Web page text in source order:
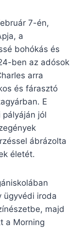
7-én,
a
bohókás és
ben az adósok
arra
és fárasztó
E
jól
ábrázolta
életét.
ügyvédi iroda
majd
a Morning